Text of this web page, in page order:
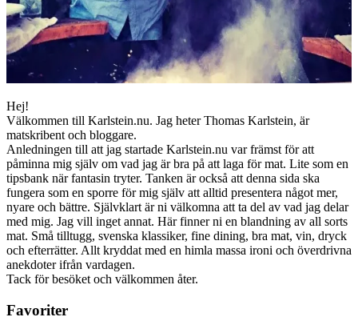
Hej!
Välkommen till Karlstein.nu. Jag heter Thomas Karlstein, är
matskribent och bloggare.
Anledningen till att jag startade Karlstein.nu var främst för att
påminna mig själv om vad jag är bra på att laga för mat. Lite som en
tipsbank när fantasin tryter. Tanken är också att denna sida ska
fungera som en sporre för mig själv att alltid presentera något mer,
nyare och bättre. Självklart är ni välkomna att ta del av vad jag delar
med mig. Jag vill inget annat. Här finner ni en blandning av all sorts
mat. Små tilltugg, svenska klassiker, fine dining, bra mat, vin, dryck
och efterrätter. Allt kryddat med en himla massa ironi och överdrivna
anekdoter ifrån vardagen.
Tack för besöket och välkommen åter.
Favoriter